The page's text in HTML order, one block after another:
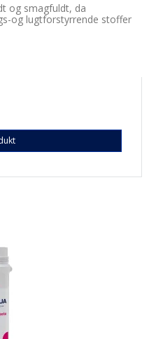
og smagfuldt, da
​og lugtforstyrrende stoffer